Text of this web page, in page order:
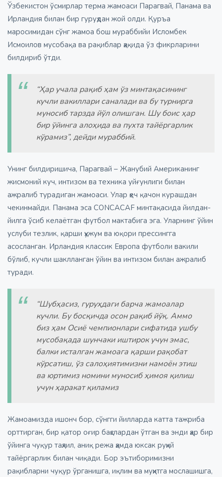
Ўзбекистон ўсмирлар терма жамоаси Парагвай, Панама ва
Ирландия билан бир гуруҳдан жой олди. Қуръа
маросимидан сўнг жамоа бош мураббийи Исломбек
Исмоилов мусобақа ва рақиблар ҳақида ўз фикрларини
билдириб ўтди.
“Ҳар учала рақиб ҳам ўз минтақасининг
кучли вакиллари саналади ва бу турнирга
муносиб тарзда йўл олишган. Шу боис ҳар
бир ўйинга алоҳида ва пухта тайёргарлик
кўрамиз”, дейди мураббий.
Унинг билдиришича, Парагвай – Жанубий Американинг
жисмоний куч, интизом ва техника уйғунлиги билан
ажралиб турадиган жамоаси. Улар ҳеч қачон курашдан
чекинмайди. Панама эса CONCACAF минтақасида йилдан-
йилга ўсиб келаётган футбол мактабига эга. Уларнинг ўйин
услуби тезлик, қарши ҳужум ва юқори прессингга
асосланган. Ирландия классик Европа футболи вакили
бўлиб, кучли шаклланган ўйин ва интизом билан ажралиб
туради.
“Шубҳасиз, гуруҳдаги барча жамоалар
кучли. Бу босқичда осон рақиб йўқ. Аммо
биз ҳам Осиё чемпионлари сифатида ушбу
мусобақада шунчаки иштирок учун эмас,
балки исталган жамоага қарши рақобат
кўрсатиш, ўз салоҳиятимизни намоён этиш
ва юртимиз номини муносиб ҳимоя қилиш
учун ҳаракат қиламиз
Жамоамизда ишонч бор, сўнгги йилларда катта тажриба
орттирган, бир қатор оғир баҳслардан ўтган ва энди ҳар бир
ўйинга чуқур таҳлил, аниқ режа ҳамда юксак руҳий
тайёргарлик билан чиқади. Бор эътиборимизни
рақибларни чуқур ўрганишга, иқлим ва муҳитга мослашишга,